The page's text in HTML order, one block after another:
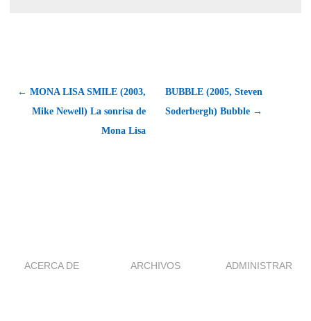
← MONA LISA SMILE (2003,
Mike Newell) La sonrisa de
Mona Lisa
BUBBLE (2005, Steven
Soderbergh) Bubble →
ACERCA DE ARCHIVOS ADMINISTRAR